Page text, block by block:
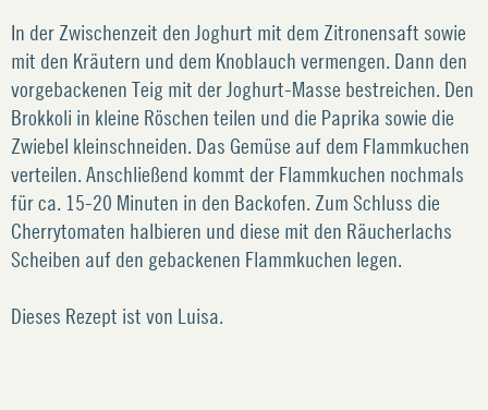
In der Zwischenzeit den Joghurt mit dem Zitronensaft sowie
mit den Kräutern und dem Knoblauch vermengen. Dann den
vorgebackenen Teig mit der Joghurt-Masse bestreichen. Den
Brokkoli in kleine Röschen teilen und die Paprika sowie die
Zwiebel kleinschneiden. Das Gemüse auf dem Flammkuchen
verteilen. Anschließend kommt der Flammkuchen nochmals
für ca. 15-20 Minuten in den Backofen. Zum Schluss die
Cherrytomaten halbieren und diese mit den Räucherlachs
Scheiben auf den gebackenen Flammkuchen legen.
Dieses Rezept ist von Luisa.